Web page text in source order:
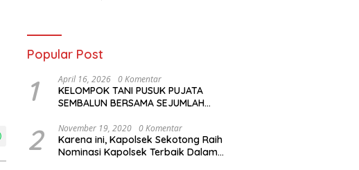
Popular Post
1 April 16, 2026 0 Komentar
KELOMPOK TANI PUSUK PUJATA
SEMBALUN BERSAMA SEJUMLAH
KOMITMENNYA UNTUK MENDUKUNG
SERTA MENYUKSESKAN PROGRAM
PEMERINTAH DI SEKTOR HORTIKULTURA,
2 November 19, 2020 0 Komentar
Karena ini, Kapolsek Sekotong Raih
Nominasi Kapolsek Terbaik Dalam